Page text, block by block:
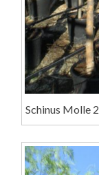
Schinus Molle 2